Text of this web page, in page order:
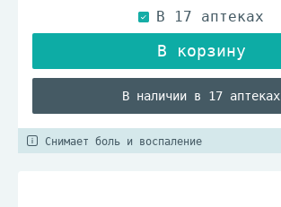
В наличии в 17 аптеках
Снимает боль и воспаление